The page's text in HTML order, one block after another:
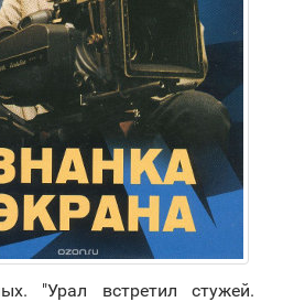
"Урал встретил стужей.